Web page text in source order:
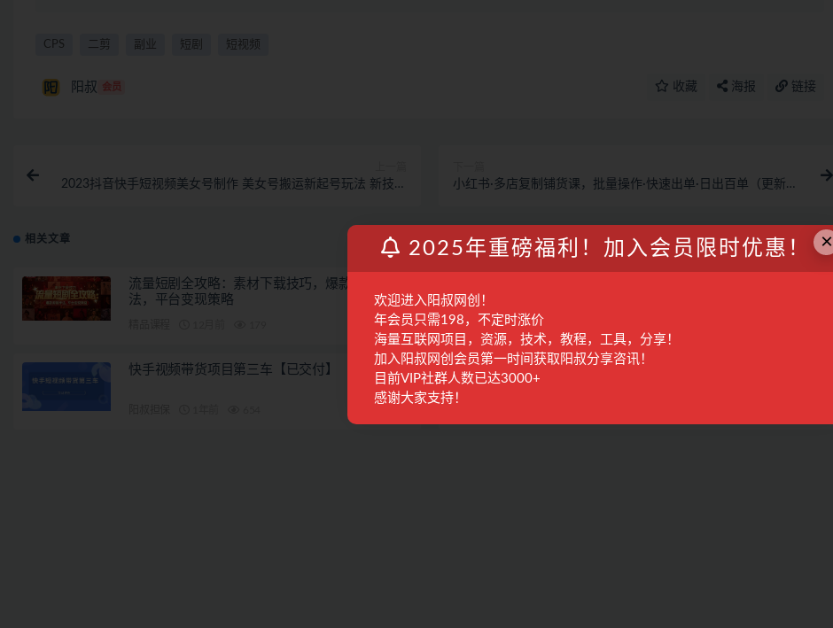
CPS 二剪 副业 短剧 短视频
阳叔 会员 收藏 海报 链接
2023抖音快手短视频美女号制作 美女号搬运新起号玩法 新技术
小红书·多店复制铺货课，批量操作·快速出单·日出百单（更新
相关文章
流量短剧全攻略：素材下载技巧，爆款剪辑手
法，平台变现策略
28
快手视频带货项目第三车【已交付】
读书赚钱实战营，从0到1边读书边赚钱，实现年
×
2025年重磅福利！加入会员限时优惠！
欢迎进入阳叔网创！
年会员只需198，不定时涨价
海量互联网项目，资源，技术，教程，工具，分享！
加入阳叔网创会员第一时间获取阳叔分享咨讯！
目前VIP社群人数已达3000+
感谢大家支持！